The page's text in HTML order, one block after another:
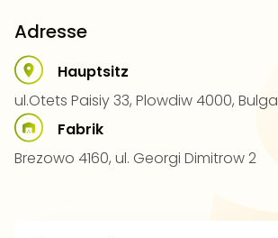
Adresse
Hauptsitz
ul.Otets Paisiy 33, Plowdiw 4000,
Fabrik
Brezowo 4160, ul. Georgi Dimitrow 2